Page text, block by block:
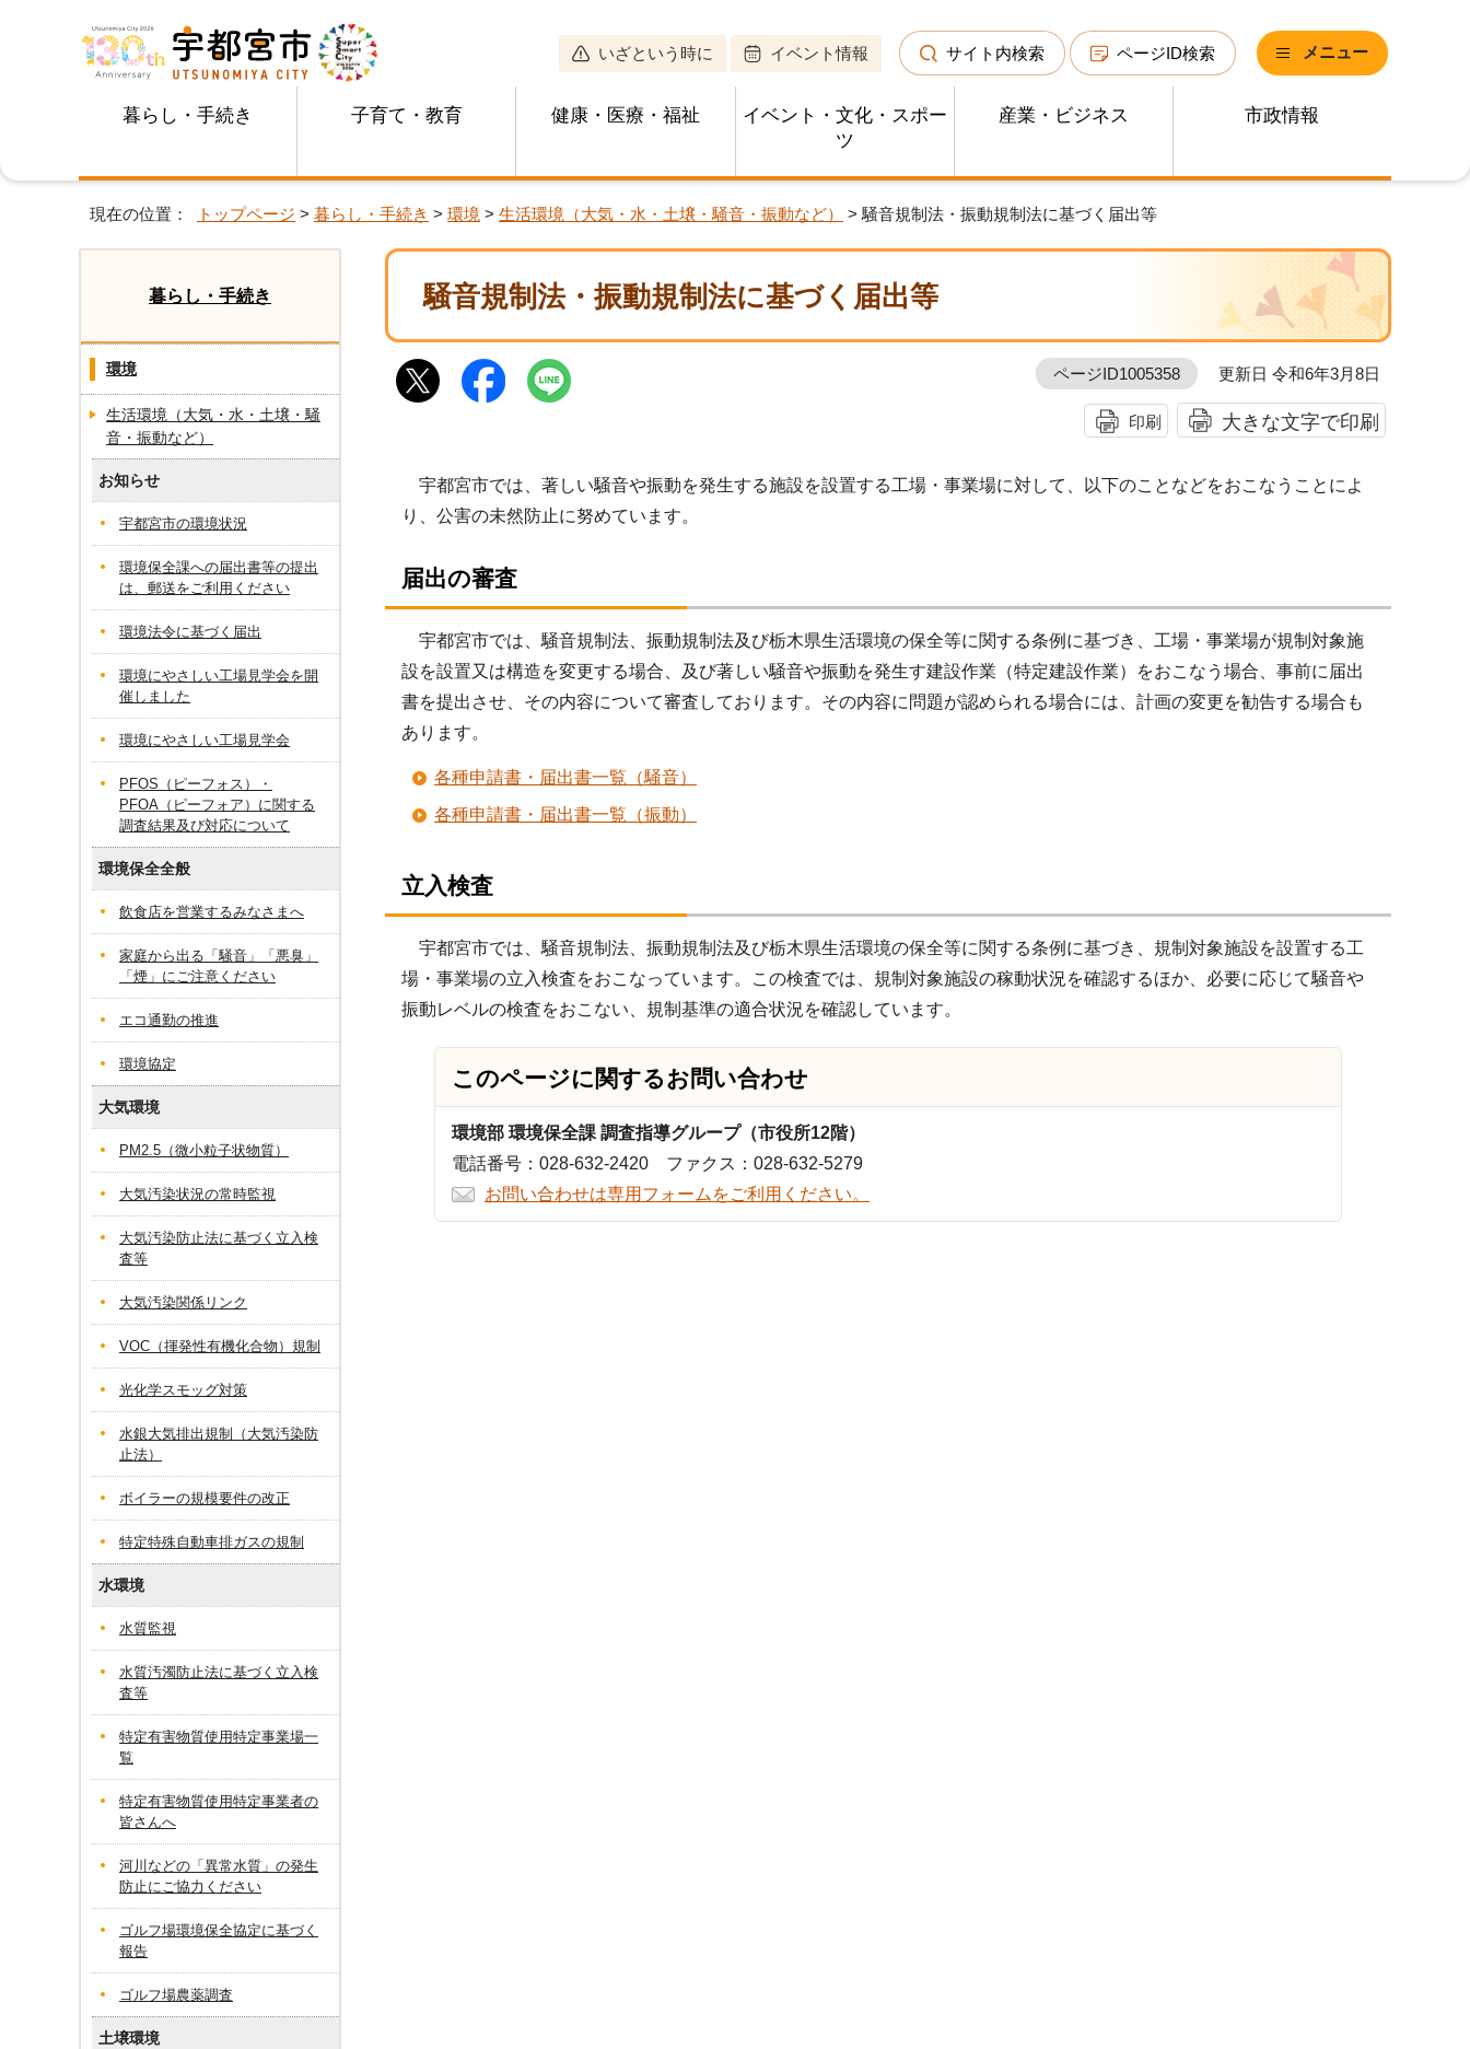
いざという時に イベント情報 サイト内検索 ページID検索 メニュー
暮らし・手続き 子育て・教育 健康・医療・福祉
イベント・文化・スポー
ツ
産業・ビジネス 市政情報
現在の位置： トップページ > 暮らし・手続き > 環境 > 生活環境（大気・水・土壌・騒音・振動など） > 騒音規制法・振動規制法に基づく届出等
騒音規制法・振動規制法に基づく届出等
ページID1005358 更新日 令和6年3月8日
印刷 大きな文字で印刷
宇都宮市では、著しい騒音や振動を発生する施設を設置する工場・事業場に対して、以下のことなどをおこなうことによ
り、公害の未然防止に努めています。
届出の審査
宇都宮市では、騒音規制法、振動規制法及び栃木県生活環境の保全等に関する条例に基づき、工場・事業場が規制対象施
設を設置又は構造を変更する場合、及び著しい騒音や振動を発生す建設作業（特定建設作業）をおこなう場合、事前に届出
書を提出させ、その内容について審査しております。その内容に問題が認められる場合には、計画の変更を勧告する場合も
あります。
各種申請書・届出書一覧（騒音）
各種申請書・届出書一覧（振動）
立入検査
宇都宮市では、騒音規制法、振動規制法及び栃木県生活環境の保全等に関する条例に基づき、規制対象施設を設置する工
場・事業場の立入検査をおこなっています。この検査では、規制対象施設の稼動状況を確認するほか、必要に応じて騒音や
振動レベルの検査をおこない、規制基準の適合状況を確認しています。
このページに関するお問い合わせ
環境部 環境保全課 調査指導グループ（市役所12階）
電話番号：028-632-2420 ファクス：028-632-5279
お問い合わせは専用フォームをご利用ください。
暮らし・手続き
環境
生活環境（大気・水・土壌・騒
音・振動など）
お知らせ
宇都宮市の環境状況
環境保全課への届出書等の提出
は、郵送をご利用ください
環境法令に基づく届出
環境にやさしい工場見学会を開
催しました
環境にやさしい工場見学会
PFOS（ピーフォス）・
PFOA（ピーフォア）に関する
調査結果及び対応について
環境保全全般
飲食店を営業するみなさまへ
家庭から出る「騒音」「悪臭」
「煙」にご注意ください
エコ通勤の推進
環境協定
大気環境
PM2.5（微小粒子状物質）
大気汚染状況の常時監視
大気汚染防止法に基づく立入検
査等
大気汚染関係リンク
VOC（揮発性有機化合物）規制
光化学スモッグ対策
水銀大気排出規制（大気汚染防
止法）
ボイラーの規模要件の改正
特定特殊自動車排ガスの規制
水環境
水質監視
水質汚濁防止法に基づく立入検
査等
特定有害物質使用特定事業場一
覧
特定有害物質使用特定事業者の
皆さんへ
河川などの「異常水質」の発生
防止にご協力ください
ゴルフ場環境保全協定に基づく
報告
ゴルフ場農薬調査
土壌環境